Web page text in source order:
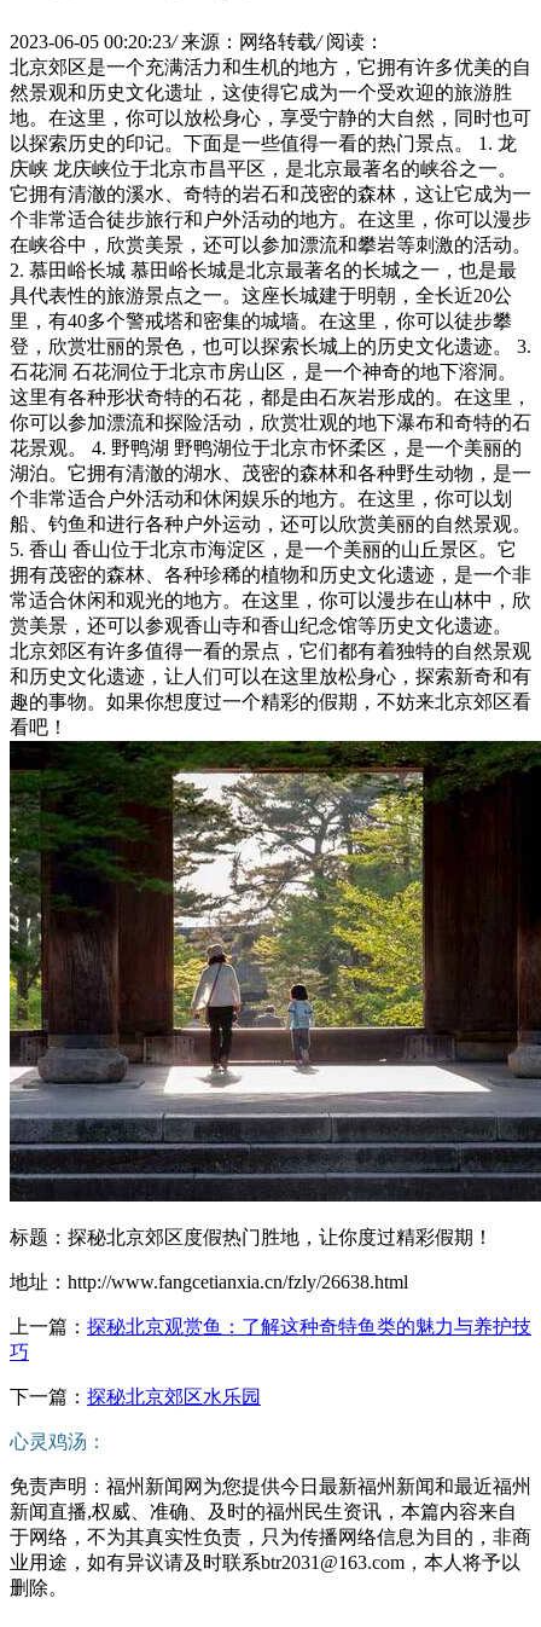
2023-06-05 00:20:23/ 来源：网络转载/ 阅读：
北京郊区是一个充满活力和生机的地方，它拥有许多优美的自
然景观和历史文化遗址，这使得它成为一个受欢迎的旅游胜
地。在这里，你可以放松身心，享受宁静的大自然，同时也可
以探索历史的印记。下面是一些值得一看的热门景点。 1. 龙
庆峡 龙庆峡位于北京市昌平区，是北京最著名的峡谷之一。
它拥有清澈的溪水、奇特的岩石和茂密的森林，这让它成为一
个非常适合徒步旅行和户外活动的地方。在这里，你可以漫步
在峡谷中，欣赏美景，还可以参加漂流和攀岩等刺激的活动。
2. 慕田峪长城 慕田峪长城是北京最著名的长城之一，也是最
具代表性的旅游景点之一。这座长城建于明朝，全长近20公
里，有40多个警戒塔和密集的城墙。在这里，你可以徒步攀
登，欣赏壮丽的景色，也可以探索长城上的历史文化遗迹。 3.
石花洞 石花洞位于北京市房山区，是一个神奇的地下溶洞。
这里有各种形状奇特的石花，都是由石灰岩形成的。在这里，
你可以参加漂流和探险活动，欣赏壮观的地下瀑布和奇特的石
花景观。 4. 野鸭湖 野鸭湖位于北京市怀柔区，是一个美丽的
湖泊。它拥有清澈的湖水、茂密的森林和各种野生动物，是一
个非常适合户外活动和休闲娱乐的地方。在这里，你可以划
船、钓鱼和进行各种户外运动，还可以欣赏美丽的自然景观。
5. 香山 香山位于北京市海淀区，是一个美丽的山丘景区。它
拥有茂密的森林、各种珍稀的植物和历史文化遗迹，是一个非
常适合休闲和观光的地方。在这里，你可以漫步在山林中，欣
赏美景，还可以参观香山寺和香山纪念馆等历史文化遗迹。
北京郊区有许多值得一看的景点，它们都有着独特的自然景观
和历史文化遗迹，让人们可以在这里放松身心，探索新奇和有
趣的事物。如果你想度过一个精彩的假期，不妨来北京郊区看
看吧！
标题：探秘北京郊区度假热门胜地，让你度过精彩假期！
地址：http://www.fangcetianxia.cn/fzly/26638.html
上一篇： 探秘北京观赏鱼：了解这种奇特鱼类的魅力与养护技
巧
下一篇： 探秘北京郊区水乐园
心灵鸡汤：
免责声明：福州新闻网为您提供今日最新福州新闻和最近福州
新闻直播,权威、准确、及时的福州民生资讯，本篇内容来自
于网络，不为其真实性负责，只为传播网络信息为目的，非商
业用途，如有异议请及时联系btr2031@163.com，本人将予以
删除。